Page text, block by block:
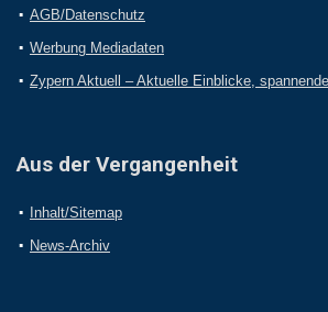
AGB/Datenschutz
Werbung Mediadaten
Zypern Aktuell – Aktuelle Einblicke,
Aus der Vergangenheit
Inhalt/Sitemap
News-Archiv